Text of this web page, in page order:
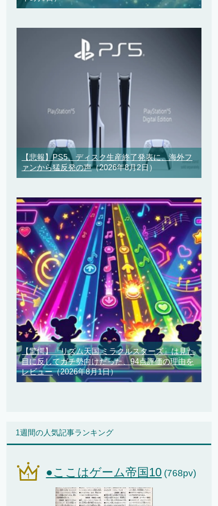
【悲報】PS5、ディスク生産終了発表に、海外フ
ァンから猛反発の声（2026年8月2日）
【驚愕】『リズム天国 ミラクルスターズ』は見た
目に反してガチ勢向けだった、94点評価の理由を
レビュー（2026年8月1日）
1週間の人気記事ランキング
●ここはゲーム帝国10 (768pv)